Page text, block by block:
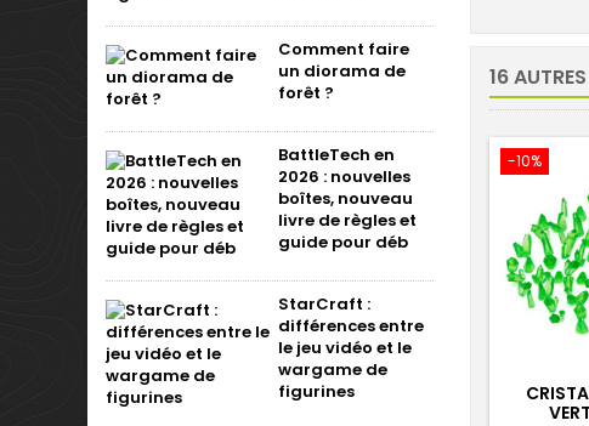
Comment faire
un diorama de
forêt ?
BattleTech en
2026 : nouvelles
boîtes, nouveau
livre de règles et
guide pour déb
StarCraft :
différences entre
le jeu vidéo et le
wargame de
figurines
16
-10%